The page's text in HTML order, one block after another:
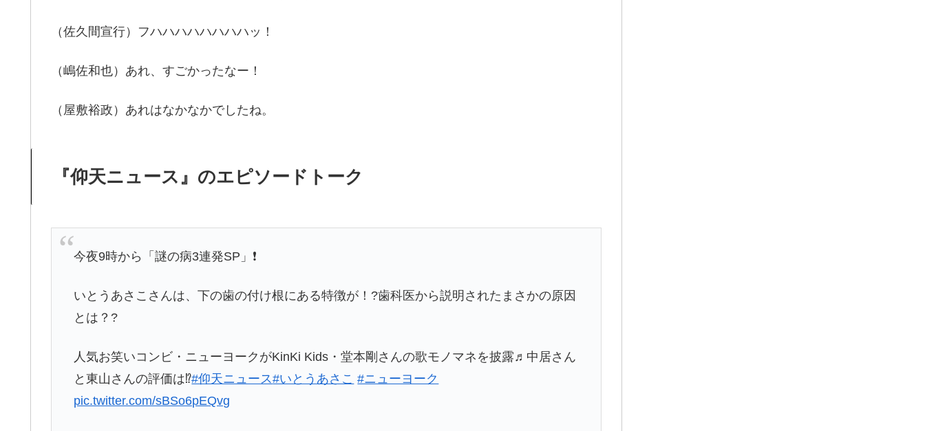
（佐久間宣行）フハハハハハハハハッ！
（嶋佐和也）あれ、すごかったなー！
（屋敷裕政）あれはなかなかでしたね。
『仰天ニュース』のエピソードトーク
今夜9時から「謎の病3連発SP」❗️
いとうあさこさんは、下の歯の付け根にある特徴が！?歯科医から説明されたまさかの原因
とは？?
人気お笑いコンビ・ニューヨークがKinKi Kids・堂本剛さんの歌モノマネを披露♬中居さん
と東山さんの評価は⁉️#仰天ニュース#いとうあさこ #ニューヨーク
pic.twitter.com/sBSo6pEQvg